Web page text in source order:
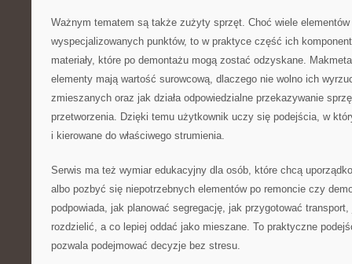
Ważnym tematem są także zużyty sprzęt. Choć wiele
wyspecjalizowanych punktów, to w praktyce część ich
materiały, które po demontażu mogą zostać odzyskane.
elementy mają wartość surowcową, dlaczego nie wolno ich
zmieszanych oraz jak działa odpowiedzialne przekazywanie
przetworzenia. Dzięki temu użytkownik uczy się podejścia, w
i kierowane do właściwego strumienia.
Serwis ma też wymiar edukacyjny dla osób, które chcą
albo pozbyć się niepotrzebnych elementów po remoncie czy
podpowiada, jak planować segregację, jak przygotować
rozdzielić, a co lepiej oddać jako mieszane. To praktyczne
pozwala podejmować decyzje bez stresu.